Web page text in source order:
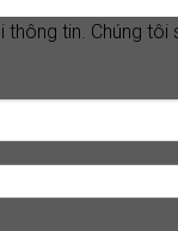
thông tin. Chúng tôi